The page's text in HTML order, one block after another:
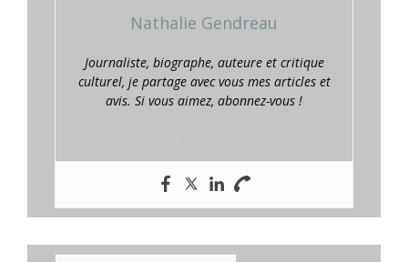
Nathalie Gendreau
Journaliste, biographe, auteure et critique
culturel, je partage avec vous mes articles et
avis. Si vous aimez, abonnez-vous !